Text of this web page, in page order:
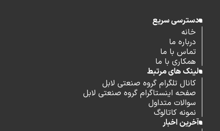
دسترسی سریع
خانه
درباره ما
تماس با ما
همکاری با ما
لینک های مرتبط
کانال تلگرام گروه صنعتی لابل
صفحه اینستاگرام گروه صنعتی لابل
سوالات متداول
نمونه کاتالوگ
آخرین اخبار